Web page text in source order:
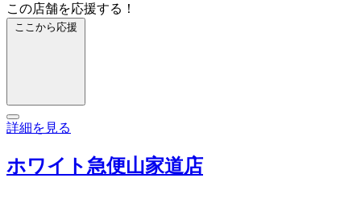
この店舗を応援する！
ここから応援
詳細を見る
ホワイト急便山家道店